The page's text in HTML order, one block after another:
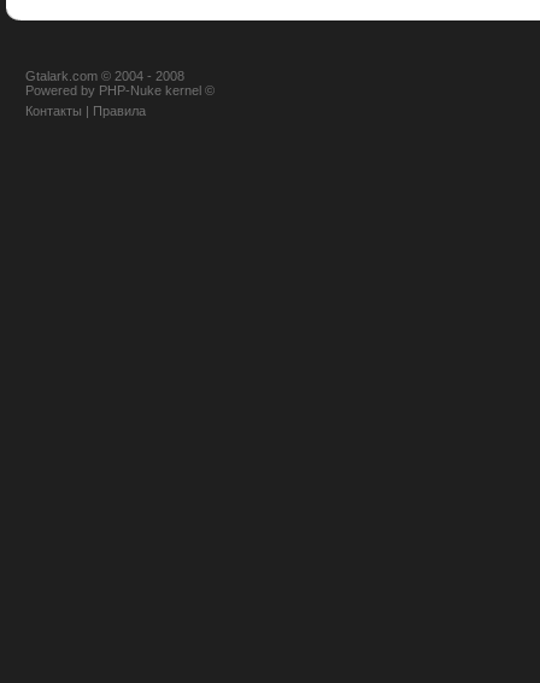
Gtalark.com © 2004 - 2008
Powered by PHP-Nuke kernel ©
Контакты | Правила